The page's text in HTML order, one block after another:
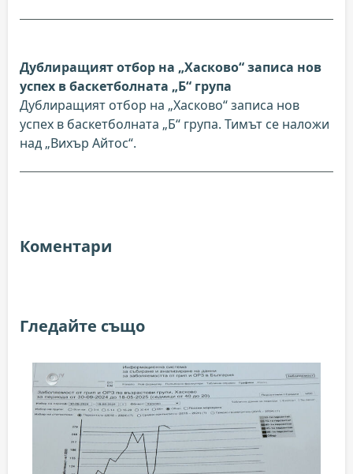
Дублиращият отбор на „Хасково“ записа нов
успех в баскетболната „Б“ група
Дублиращият отбор на „Хасково“ записа нов
успех в баскетболната „Б“ група. Тимът се наложи
над „Вихър Айтос“.
Коментари
Гледайте също